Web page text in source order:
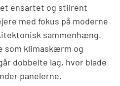
ensartet og stilrent
med fokus på moderne
sammenhæng.
som klimaskærm og
dobbelte lag, hvor blade
panelerne.